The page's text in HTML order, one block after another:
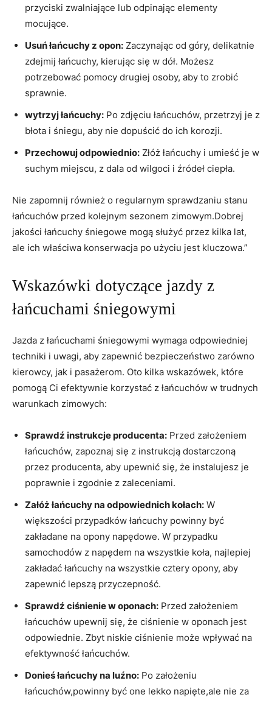
przyciski zwalniające lub odpinając elementy
mocujące.
Usuń łańcuchy z opon: Zaczynając od góry, delikatnie
zdejmij łańcuchy, kierując się w dół. Możesz
potrzebować pomocy drugiej osoby, aby to zrobić
sprawnie.
wytrzyj łańcuchy: Po zdjęciu łańcuchów, przetrzyj je z
błota i śniegu, aby nie dopuścić do ich korozji.
Przechowuj odpowiednio: Złóż łańcuchy i umieść je w
suchym miejscu, z dala od wilgoci i źródeł ciepła.
Nie zapomnij również o regularnym sprawdzaniu stanu
łańcuchów przed kolejnym sezonem zimowym.Dobrej
jakości łańcuchy śniegowe mogą służyć przez kilka lat,
ale ich właściwa konserwacja po użyciu jest kluczowa.”
Wskazówki dotyczące jazdy z
łańcuchami śniegowymi
Jazda z łańcuchami śniegowymi wymaga odpowiedniej
techniki i uwagi, aby zapewnić bezpieczeństwo zarówno
kierowcy, jak i pasażerom. Oto kilka wskazówek, które
pomogą Ci efektywnie korzystać z łańcuchów w trudnych
warunkach zimowych:
Sprawdź instrukcje producenta: Przed założeniem
łańcuchów, zapoznaj się z instrukcją dostarczoną
przez producenta, aby upewnić się, że instalujesz je
poprawnie i zgodnie z zaleceniami.
Załóż łańcuchy na odpowiednich kołach: W
większości przypadków łańcuchy powinny być
zakładane na opony napędowe. W przypadku
samochodów z napędem na wszystkie koła, najlepiej
zakładać łańcuchy na wszystkie cztery opony, aby
zapewnić lepszą przyczepność.
Sprawdź ciśnienie w oponach: Przed założeniem
łańcuchów upewnij się, że ciśnienie w oponach jest
odpowiednie. Zbyt niskie ciśnienie może wpływać na
efektywność łańcuchów.
Donieś łańcuchy na luźno: Po założeniu
łańcuchów,powinny być one lekko napięte,ale nie za